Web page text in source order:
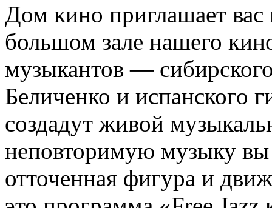
Дом кино приглашает
большом зале нашего
музыкантов —
Беличенко и испанского
создадут живой
неповторимую музыку вы
отточенная фигура и